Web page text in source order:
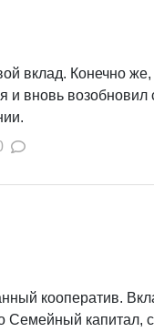
вклад. Конечно
и вновь возобновил
кооператив.
Семейный капитал,